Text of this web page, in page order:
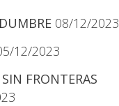
08/12/2023
12/2023
FRONTERAS